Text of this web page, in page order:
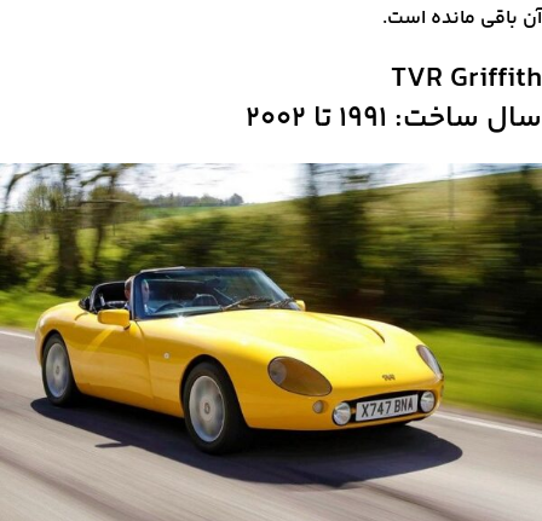
آن باقی مانده است.
TVR Griffith
سال ساخت: ۱۹۹۱ تا ۲۰۰۲